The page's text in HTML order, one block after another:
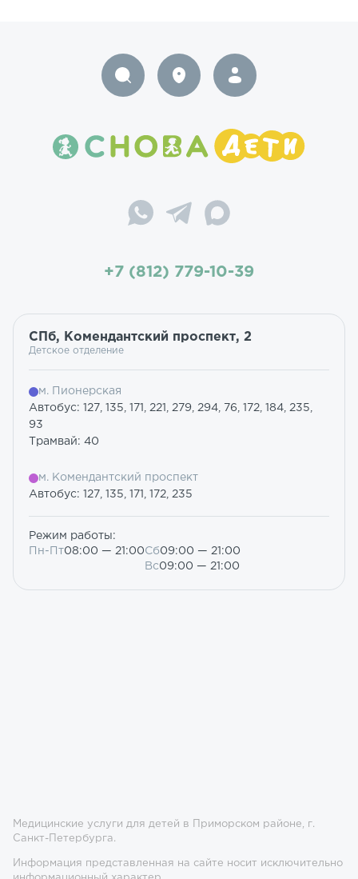
+7 (812) 779-10-39
СПб, Комендантский проспект, 2
Детское отделение
м. Пионерская
Автобус: 127, 135, 171, 221, 279, 294, 76, 172, 184, 235,
93
Трамвай: 40
м. Комендантский проспект
Автобус: 127, 135, 171, 172, 235
Режим работы:
Пн-Пт08:00 — 21:00Сб09:00 — 21:00
Вс09:00 — 21:00
Медицинские услуги для детей в Приморском районе, г.
Санкт-Петербурга.
Информация представленная на сайте носит исключительно